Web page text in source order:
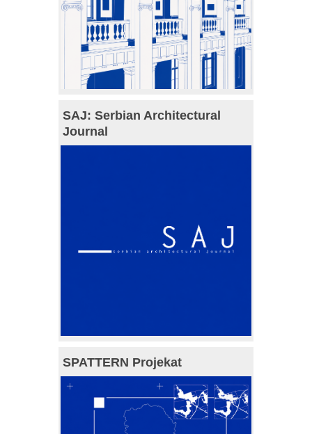
SAJ: Serbian Architectural
Journal
SPATTERN Projekat